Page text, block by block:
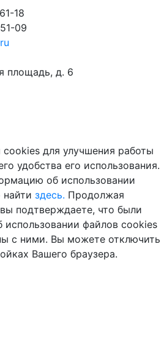
18
09
площадь, д. 6
для улучшения работы
удобства его использования.
об использовании
здесь. Продолжая
подтверждаете, что были
файлов cookies
с ними. Вы можете отключить
Вашего браузера.